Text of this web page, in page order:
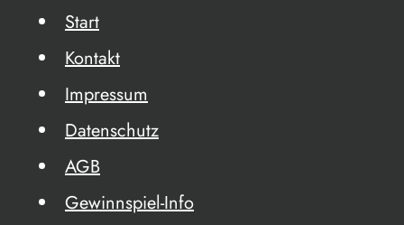
Start
Kontakt
Impressum
Datenschutz
AGB
Gewinnspiel-Info